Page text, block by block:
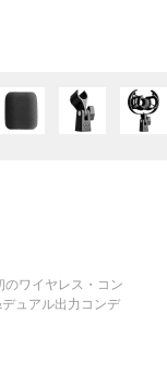
のワイヤレス・コン
ュアル出力コンデ